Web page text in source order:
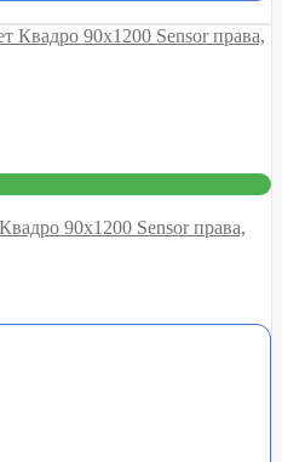
90х1200 Sensor права,